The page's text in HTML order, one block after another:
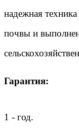
надежная
почвы и
Гарантия:
1 - год.